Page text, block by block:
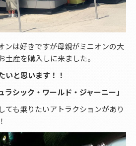
ンは好きですが母親がミニオンの大
土産を購入しに来ました。
いと思います！！
ラシック・ワールド・ジャーニー」
ても乗りたいアトラクションがあり